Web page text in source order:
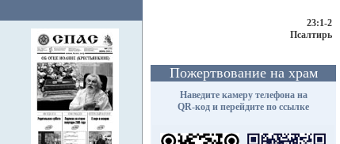
23:1-2
Псалтирь
Пожертвование на храм
Наведите камеру телефона на
QR-код и перейдите по ссылке